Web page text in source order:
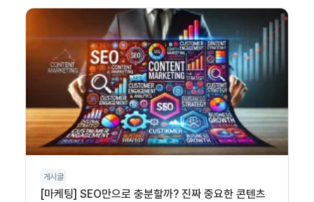
게시글
[마케팅] SEO만으로 충분할까? 진짜 중요한 콘텐츠